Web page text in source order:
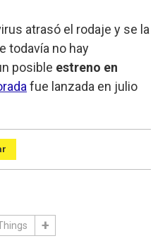
atrasó el rodaje y se la
todavía no hay
posible estreno en
fue lanzada en julio